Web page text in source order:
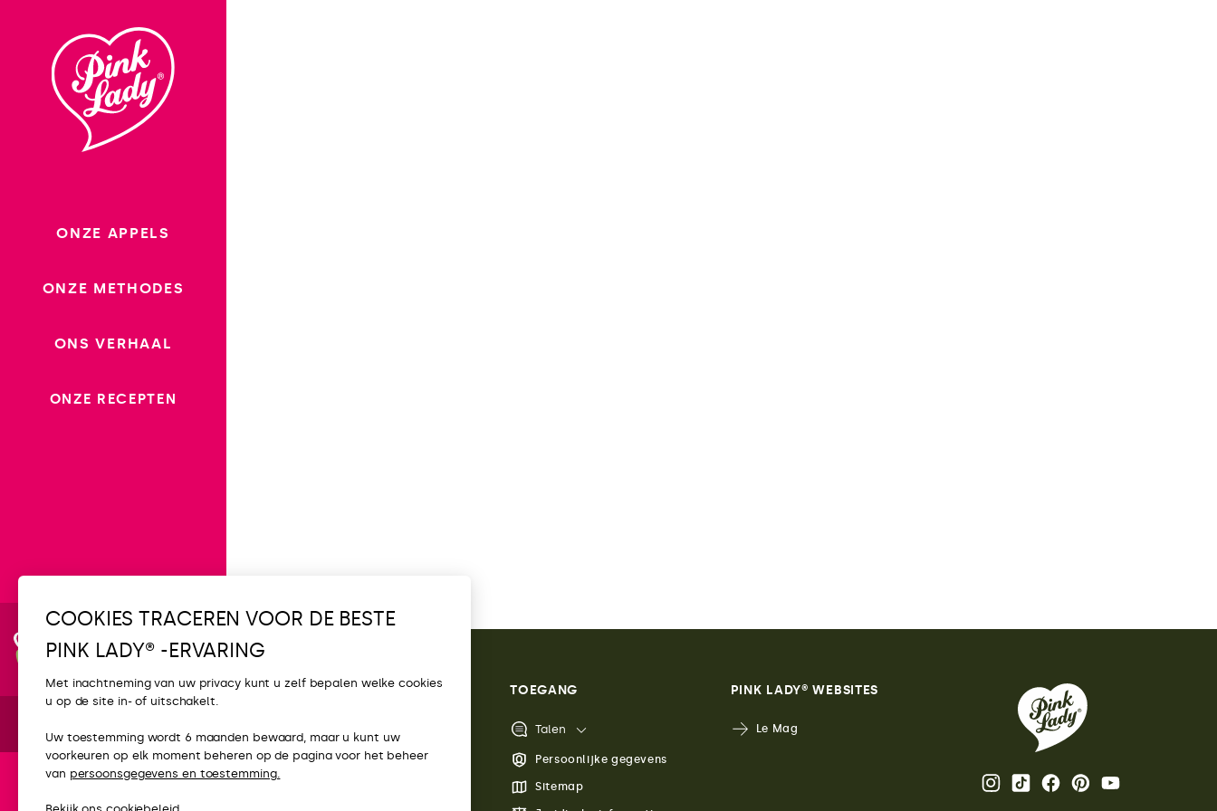
inhoud
ONZE APPELS
ONZE METHODES
ONS VERHAAL
ONZE RECEPTEN
Abonneer je
op de
CONTACT
Neem contact met ons op
TOEGANG
Talen
Persoonlijke gegevens
Sitemap
PINK LADY® WEBSITES
Le Mag
COOKIES TRACEREN VOOR DE BESTE
PINK LADY® -ERVARING
Met inachtneming van uw privacy kunt u zelf bepalen welke cookies
u op de site in- of uitschakelt.
Uw toestemming wordt 6 maanden bewaard, maar u kunt uw
voorkeuren op elk moment beheren op de pagina voor het beheer
van persoonsgegevens en toestemming.